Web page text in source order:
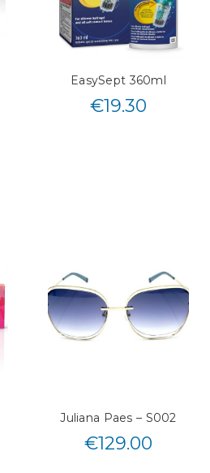
EasySept 360ml
€19.30
Juliana Paes – S002
€129.00